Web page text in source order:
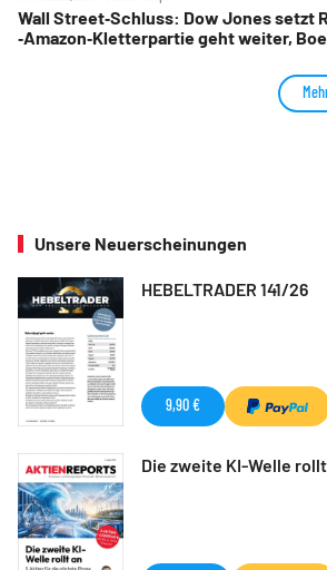
Wall Street‑Schluss: Dow Jones setzt
‑Amazon‑Kletterpartie geht weiter,
Unsere Neuerscheinungen
HEBELTRADER 141/26
9,90 €
Die zweite KI-Welle